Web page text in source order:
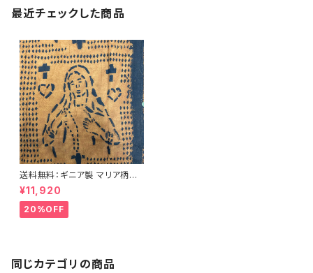
最近チェックした商品
送料無料：ギニア製 マリア柄フォ
ーレーサクレー布 ・アフリカ布
¥11,920
20%OFF
同じカテゴリの商品